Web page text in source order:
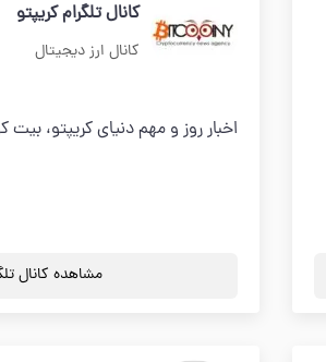
کانال تلگرام کریپتو
کانال ارز دیجیتال
اخبار روز و مهم دنیای کریپتو، بیت
مشاهده کانال